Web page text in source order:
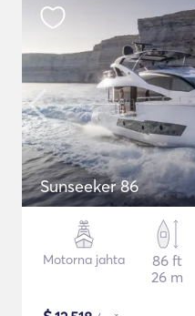
Sunseeker 86
Motorna jahta
86 ft
26 m